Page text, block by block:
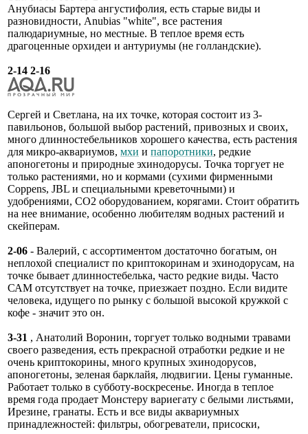
Анубиасы Бартера ангустифолия, есть старые виды и
разновидности, Anubias "white", все растения
палюдариумные, но местные. В теплое время есть
драгоценные орхидеи и антуриумы (не голландские).
2-14 2-16
Сергей и Светлана, на их точке, которая состоит из 3-
павильонов, большой выбор растений, привозных и своих,
много длинностебельников хорошего качества, есть растения
для микро-аквариумов, мхи и папоротники, редкие
апоногетоны и природные эхинодорусы. Точка торгует не
только растениями, но и кормами (сухими фирменными
Coppens, JBL и специальными креветочными) и
удобрениями, СО2 оборудованием, корягами. Стоит обратить
на нее внимание, особенно любителям водных растений и
скейперам.
2-06 - Валерий, с ассортиментом достаточно богатым, он
неплохой специалист по криптокоринам и эхинодорусам, на
точке бывает длинностебелька, часто редкие виды. Часто
САМ отсутствует на точке, приезжает поздно. Если видите
человека, идущего по рынку с большой высокой кружкой с
кофе - значит это он.
3-31 , Анатолий Воронин, торгует только водными травами
своего разведения, есть прекрасной отработки редкие и не
очень криптокорины, много крупных эхинодорусов,
апоногетоны, зеленая барклайя, людвигии. Цены гуманные.
Работает только в субботу-воскресенье. Иногда в теплое
время года продает Монстеру вариегату с белыми листьями,
Ирезине, гранаты. Есть и все виды аквариумных
принадлежностей: фильтры, обогреватели, присоски,